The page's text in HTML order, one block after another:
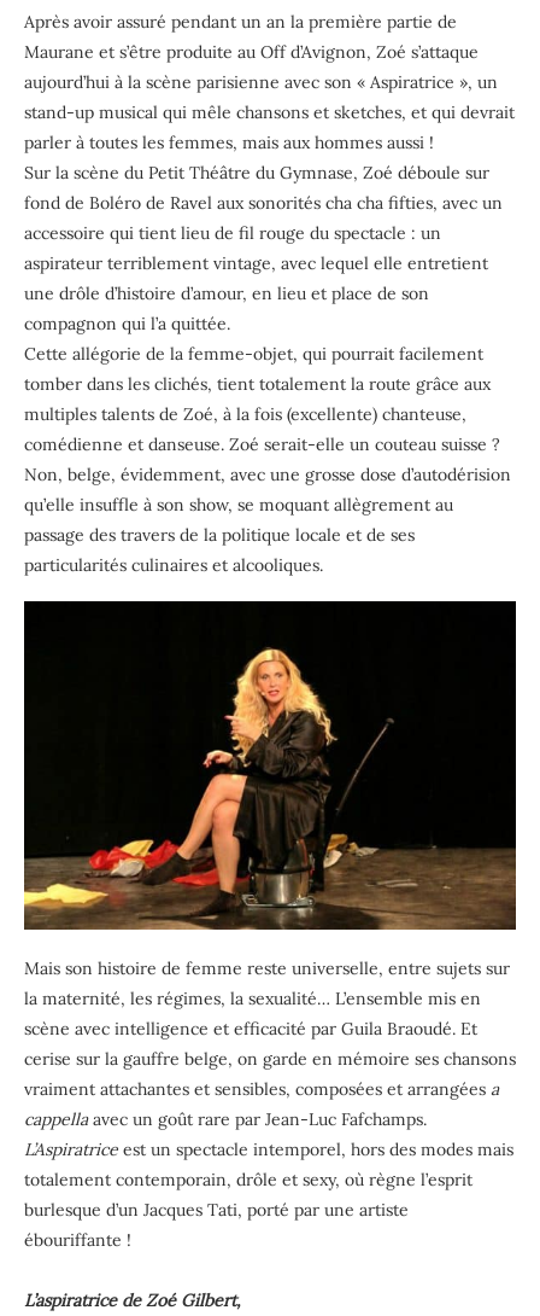
Après avoir assuré pendant un an la première partie de
Maurane et s’être produite au Off d’Avignon, Zoé s’attaque
aujourd’hui à la scène parisienne avec son « Aspiratrice », un
stand-up musical qui mêle chansons et sketches, et qui devrait
parler à toutes les femmes, mais aux hommes aussi !
Sur la scène du Petit Théâtre du Gymnase, Zoé déboule sur
fond de Boléro de Ravel aux sonorités cha cha fifties, avec un
accessoire qui tient lieu de fil rouge du spectacle : un
aspirateur terriblement vintage, avec lequel elle entretient
une drôle d’histoire d’amour, en lieu et place de son
compagnon qui l’a quittée.
Cette allégorie de la femme-objet, qui pourrait facilement
tomber dans les clichés, tient totalement la route grâce aux
multiples talents de Zoé, à la fois (excellente) chanteuse,
comédienne et danseuse. Zoé serait-elle un couteau suisse ?
Non, belge, évidemment, avec une grosse dose d’autodérision
qu’elle insuffle à son show, se moquant allègrement au
passage des travers de la politique locale et de ses
particularités culinaires et alcooliques.
Mais son histoire de femme reste universelle, entre sujets sur
la maternité, les régimes, la sexualité… L’ensemble mis en
scène avec intelligence et efficacité par Guila Braoudé. Et
cerise sur la gauffre belge, on garde en mémoire ses chansons
vraiment attachantes et sensibles, composées et arrangées a
cappellaavec un goût rare par Jean-Luc Fafchamps.
L’Aspiratrice est un spectacle intemporel, hors des modes mais
totalement contemporain, drôle et sexy, où règne l’esprit
burlesque d’un Jacques Tati, porté par une artiste
ébouriffante !
L’aspiratrice de Zoé Gilbert,